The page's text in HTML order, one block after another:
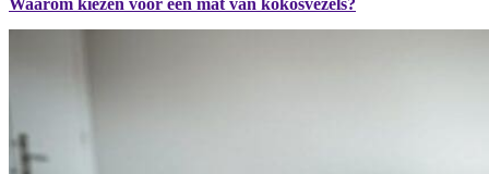
Waarom kiezen voor een mat van kokosvezels?